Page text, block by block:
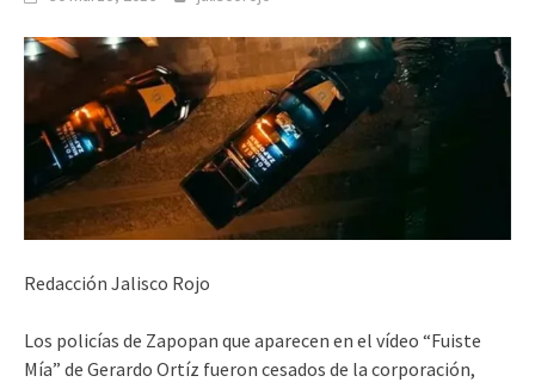
Redacción Jalisco Rojo
Los policías de Zapopan que aparecen en el vídeo “Fuiste
Mía” de Gerardo Ortíz fueron cesados de la corporación,